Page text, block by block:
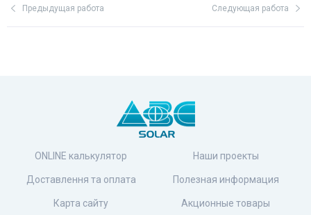
Следующая работа
Предыдущая работа
ONLINE калькулятор
Доставлення та оплата
Карта сайту
Наши проекты
Полезная информация
Акционные товары